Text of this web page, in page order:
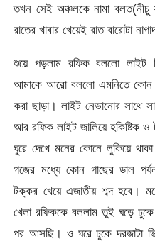
তখন সেই অঞ্চলকে নামা
রাতের খাবার খেয়েই রাত বারোটা
শুয়ে পড়লাম রফিক বললো লাইট
আমাকে আরো বললো এমনিতে কোন
করা ছাড়া। লাইট নেভানোর
আর রফিক লাইট জালিয়ে হকিষ্টিক ও
ঘুরে দেখে মনের কোনে লুকিয়ে
গজের মধ্যে কোন গাছের ডাল
টক্কর খেয়ে এজাতীয় শব্দ হবে।
খেলা রফিককে বললাম তুই ঘড়ে
পর আসছি। ও ঘরে ঢুকে দরজাটা